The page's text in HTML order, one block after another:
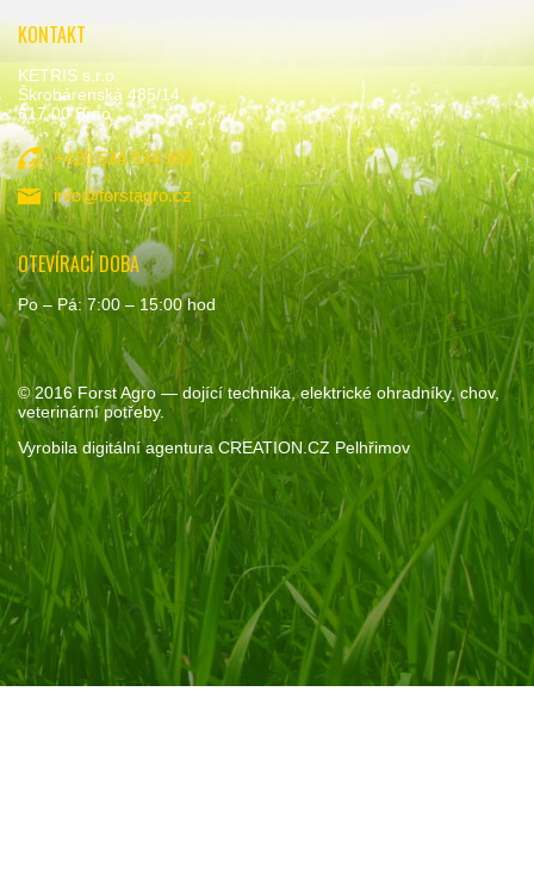
KONTAKT
KETRIS s.r.o.
Škrobárenská 485/14,
617 00 Brno
+420 534 534 992
info@forstagro.cz
OTEVÍRACÍ DOBA
Po – Pá: 7:00 – 15:00 hod
© 2016Forst Agro— dojící technika, elektrické ohradníky, chov,
veterinární potřeby.
Vyrobila digitální agentura CREATION.CZ Pelhřimov